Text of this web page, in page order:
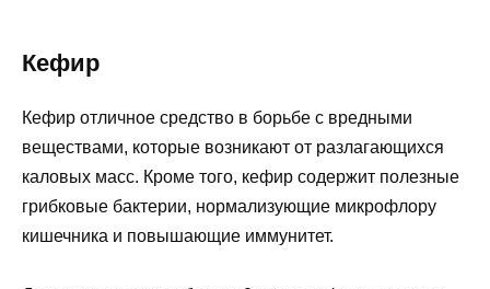
Кефир
Кефир отличное средство в борьбе с вредными
веществами, которые возникают от разлагающихся
каловых масс. Кроме того, кефир содержит полезные
грибковые бактерии, нормализующие микрофлору
кишечника и повышающие иммунитет.